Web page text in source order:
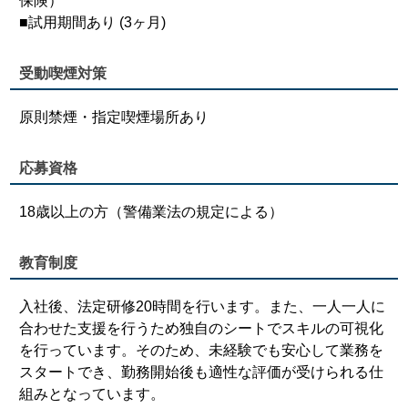
■試用期間あり (3ヶ月)
受動喫煙対策
原則禁煙・指定喫煙場所あり
応募資格
18歳以上の方（警備業法の規定による）
教育制度
入社後、法定研修20時間を行います。また、一人一人に
合わせた支援を行うため独自のシートでスキルの可視化
を行っています。そのため、未経験でも安心して業務を
スタートでき、勤務開始後も適性な評価が受けられる仕
組みとなっています。